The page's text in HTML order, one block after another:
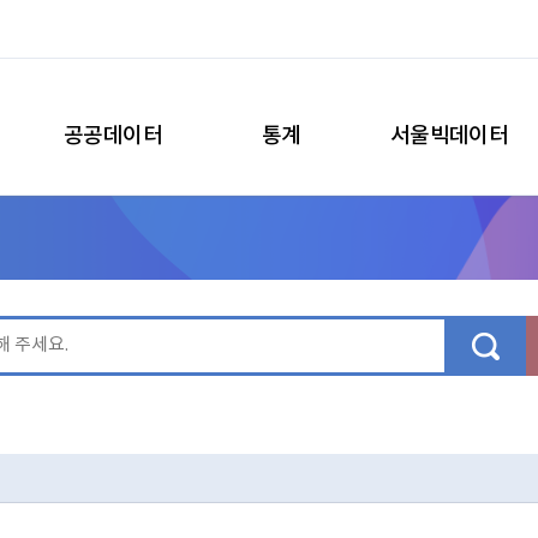
공공데이터 통계 서울빅데이터